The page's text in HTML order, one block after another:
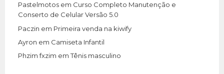
Pastelmotos em Curso Completo Manutenção e
Conserto de Celular Versão 5.0
Paczin em Primeira venda na kiwify
Ayron em Camiseta Infantil
Phzim fxzim emTênis masculino